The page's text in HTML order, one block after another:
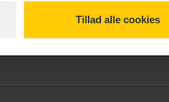
Tillad alle cookies